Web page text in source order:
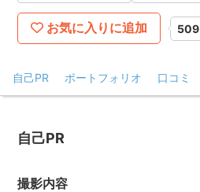
お気に入りに追加 509
自己PR ポートフォリオ 口コミ
自己PR
撮影内容